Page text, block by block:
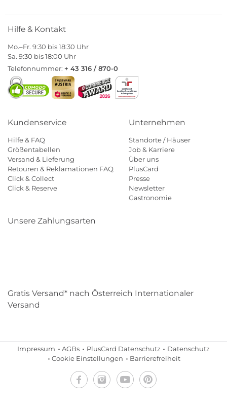
Hilfe & Kontakt
Mo.–Fr. 9:30 bis 18:30 Uhr
Sa. 9:30 bis 18:00 Uhr
Telefonnummer: + 43 316 / 870-0
Kundenservice
Hilfe & FAQ
Größentabellen
Versand & Lieferung
Retouren & Reklamationen FAQ
Click & Collect
Click & Reserve
Unternehmen
Standorte / Häuser
Job & Karriere
Über uns
PlusCard
Presse
Newsletter
Gastronomie
Unsere Zahlungsarten
Gratis Versand* nach Österreich Internationaler
Versand
Impressum AGBs PlusCard Datenschutz
Datenschutz
Cookie Einstellungen
Barrierefreiheit